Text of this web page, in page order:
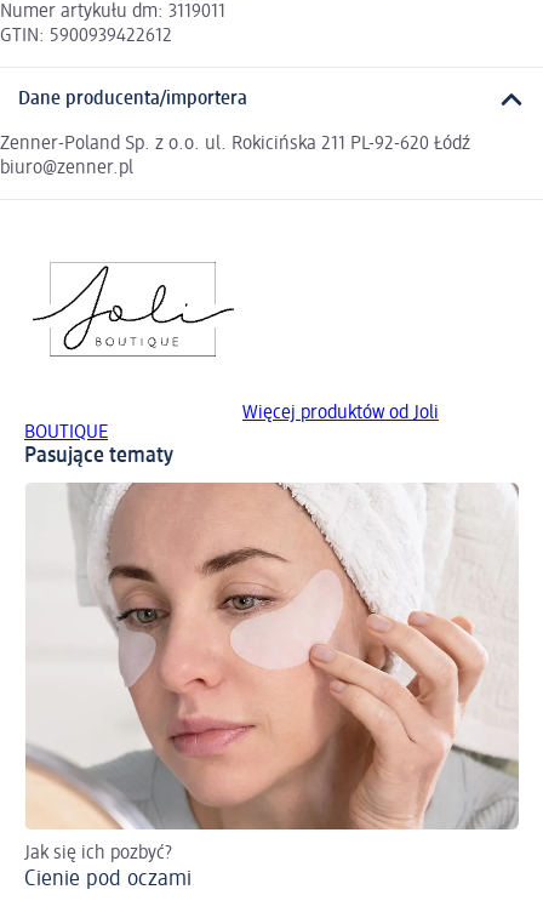
Numer artykułu dm: 3119011
GTIN: 5900939422612
Dane producenta/importera
Zenner-Poland Sp. z o.o. ul. Rokicińska 211 PL-92-620 Łódź
biuro@zenner.pl
Więcej produktów od Joli
BOUTIQUE
Pasujące tematy
Jak się ich pozbyć?
Cienie pod oczami